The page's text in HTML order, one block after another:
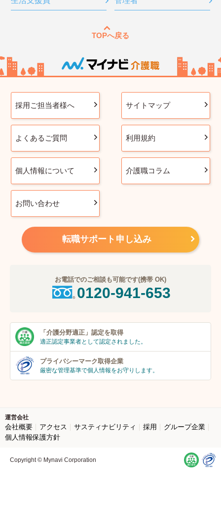
TOPへ戻る
採用ご担当者様へ サイトマップ
よくあるご質問 利用規約
個人情報について 介護職コラム
お問い合わせ
転職サポート申し込み
お電話でのご相談も可能です(携帯 OK)
0120-941-653
「介護分野適正」 認定を取得
適正認定事業者として認定されました。
プライバシーマーク取得企業
厳密な管理基準で個人情報をお守りします。
運営会社
会社概要 アクセス サスティナビリティ 採用
グループ企業
個人情報保護方針
Copyright © Mynavi Corporation